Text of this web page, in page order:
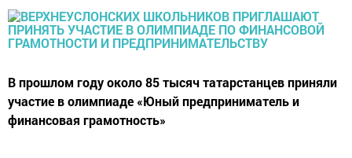
В прошлом году около 85 тысяч татарстанцев приняли
участие в олимпиаде «Юный предприниматель и
финансовая грамотность»